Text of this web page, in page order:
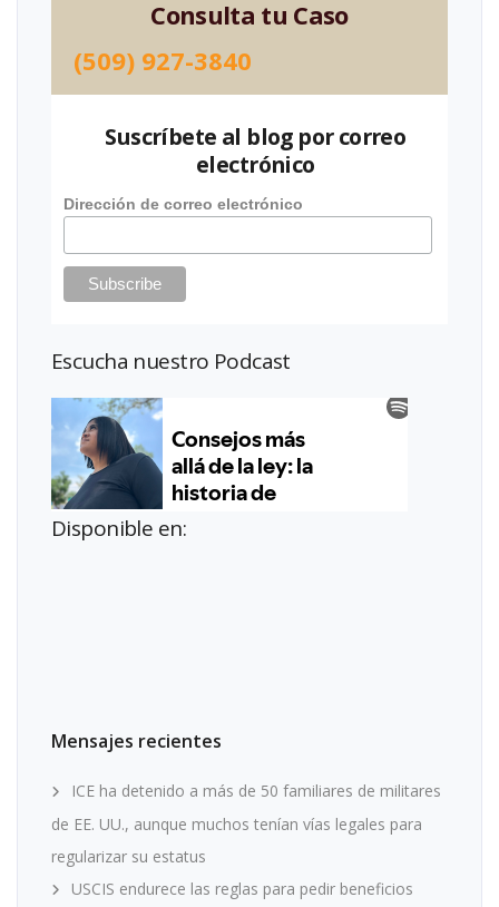
Consulta tu Caso
(509) 927-3840
Suscríbete al blog por correo
electrónico
Dirección de correo electrónico
Escucha nuestro Podcast
Disponible en:
Mensajes recientes
ICE ha detenido a más de 50 familiares de militares
de EE. UU., aunque muchos tenían vías legales para
regularizar su estatus
USCIS endurece las reglas para pedir beneficios